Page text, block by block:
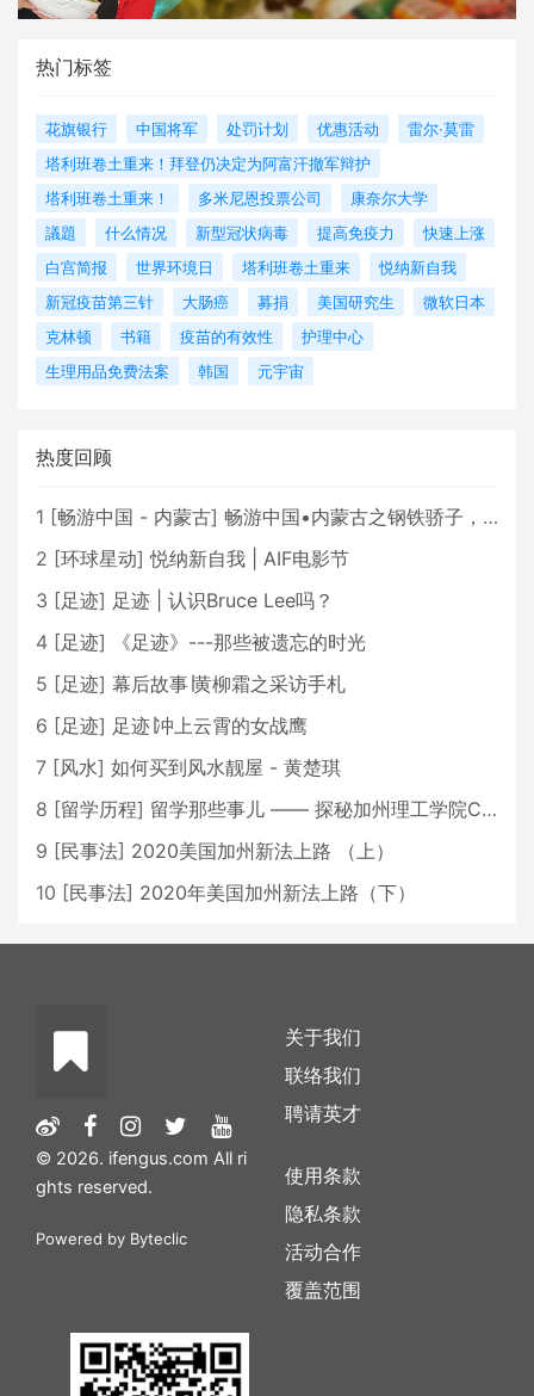
热门标签
花旗银行 中国将军 处罚计划 优惠活动
雷尔·莫雷
塔利班卷土重来！拜登仍决定为阿富汗撤军辩护
塔利班卷土重来！
多米尼恩投票公司
康奈尔大学
議題
什么情况 新型冠状病毒 提高免疫力
快速上涨
白宫简报
世界环境日 塔利班卷土重来
悦纳新自我
新冠疫苗第三针
大肠癌 募捐 美国研究生
微软日本
克林顿
书籍 疫苗的有效性
护理中心
生理用品免费法案
韩国 元宇宙
热度回顾
1 [畅游中国 - 内蒙古] 畅游中国•内蒙古之钢铁骄子，魅力包头
2 [环球星动] 悦纳新自我 | AIF电影节
3 [足迹] 足迹 | 认识Bruce Lee吗？
4 [足迹]
《足迹》---那些被遗忘的时光
5 [足迹] 幕后故事∣黄柳霜之采访手札
6 [足迹] 足迹∣冲上云霄的女战鹰
7 [风水] 如何买到风水靓屋 - 黄楚琪
8 [留学历程] 留学那些事儿 —— 探秘加州理工学院Caltech博士生活 [上集]
9 [民事法] 2020美国加州新法上路 （上）
10 [民事法] 2020年美国加州新法上路（下）
© 2026. ifengus.com All ri
ghts reserved.
Powered by Byteclic
关于我们
联络我们
聘请英才
使用条款
隐私条款
活动合作
覆盖范围